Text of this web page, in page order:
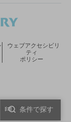
条件で探す
LIMITED.
ウェブアクセシビリ
ティ
ポリシー
ィンドウで開く